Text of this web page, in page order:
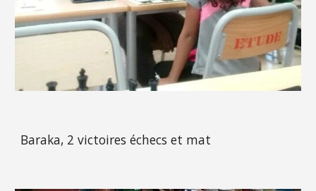
Baraka, 2 victoires échecs et mat